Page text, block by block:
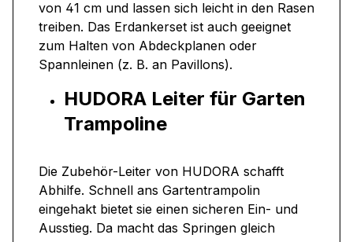
von 41 cm und lassen sich leicht in den Rasen
treiben. Das Erdankerset ist auch geeignet
zum Halten von Abdeckplanen oder
Spannleinen (z. B. an Pavillons).
HUDORA Leiter für Garten
Trampoline
Die Zubehör-Leiter von HUDORA schafft
Abhilfe. Schnell ans Gartentrampolin
eingehakt bietet sie einen sicheren Ein- und
Ausstieg. Da macht das Springen gleich